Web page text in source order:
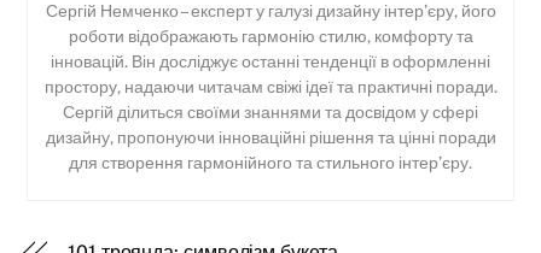
Сергій Немченко – експерт у галузі дизайну інтер’єру, його
роботи відображають гармонію стилю, комфорту та
інновацій. Він досліджує останні тенденції в оформленні
простору, надаючи читачам свіжі ідеї та практичні поради.
Сергій ділиться своїми знаннями та досвідом у сфері
дизайну, пропонуючи інноваційні рішення та цінні поради
для створення гармонійного та стильного інтер’єру.